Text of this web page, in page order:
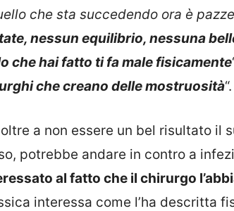
che sta succedendo ora è
nessun equilibrio, nessuna
che hai fatto ti fa male fisicamente
che creano delle mostruosità“.
a non essere un bel risultato il
potrebbe andare in contro a
al fatto che il chirurgo
interessa come l’ha descritta